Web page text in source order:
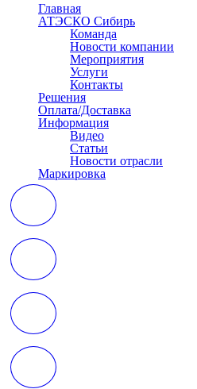
Главная
АТЭСКО Сибирь
Команда
Новости компании
Мероприятия
Услуги
Контакты
Решения
Оплата/Доставка
Информация
Видео
Статьи
Новости отрасли
Маркировка